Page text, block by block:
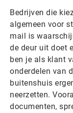
Bedrijven die
algemeen voor
mail is
de deur uit doet
ben je als klant
onderdelen van
buitenshuis
neerzetten.
documenten,